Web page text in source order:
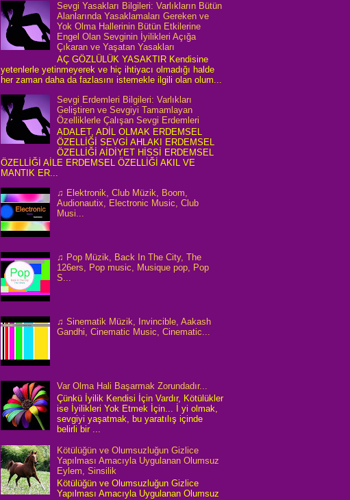
Sevgi Yasakları Bilgileri: Varlıkların Bütün
Alanlarında Yasaklamaları Gereken ve
Yok Olma Hallerinin Bütün Etkilerine
Engel Olan Sevginin İyilikleri Açığa
Çıkaran ve Yaşatan Yasakları
AÇ GÖZLÜLÜK YASAKTIR Kendisine
yetenlerle yetinmeyerek ve hiç ihtiyacı olmadığı halde
her zaman daha da fazlasını istemekle ilgili olan olum...
Sevgi Erdemleri Bilgileri: Varlıkları
Geliştiren ve Sevgiyi Tamamlayan
Özelliklerle Çalışan Sevgi Erdemleri
ADALET, ADİL OLMAK ERDEMSEL
ÖZELLİĞİ SEVGİ AHLAKI ERDEMSEL
ÖZELLİĞİ AİDİYET HİSSİ ERDEMSEL
ÖZELLİĞİ AİLE ERDEMSEL ÖZELLİĞİ AKIL VE
MANTIK ER...
♫ Elektronik, Club Müzik, Boom,
Audionautix, Electronic Music, Club
Musi...
♫ Pop Müzik, Back In The City, The
126ers, Pop music, Musique pop, Pop
S...
♫ Sinematik Müzik, Invincible, Aakash
Gandhi, Cinematic Music, Cinematic...
Var Olma Hali Başarmak Zorundadır...
Çünkü İyilik Kendisi İçin Vardır, Kötülükler
ise İyilikleri Yok Etmek İçin... İ yi olmak,
sevgiyi yaşatmak, bu yaratılış içinde
belirli bir ...
Kötülüğün ve Olumsuzluğun Gizlice
Yapılması Amacıyla Uygulanan Olumsuz
Eylem, Sinsilik
Kötülüğün ve Olumsuzluğun Gizlice
Yapılması Amacıyla Uygulanan Olumsuz